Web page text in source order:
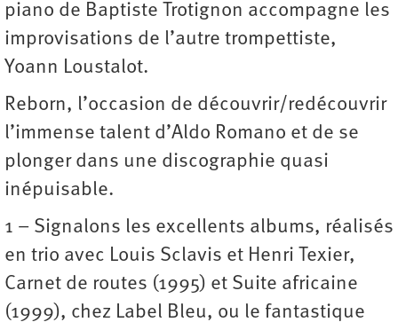
piano de Baptiste Trotignon accompagne les
improvisations de l’autre trompettiste,
Yoann Loustalot.
Reborn, l’occasion de découvrir/redécouvrir
l’immense talent d’Aldo Romano et de se
plonger dans une discographie quasi
inépuisable.
1 – Signalons les excellents albums, réalisés
en trio avec Louis Sclavis et Henri Texier,
Carnet de routes (1995) et Suite africaine
(1999), chez Label Bleu, ou le fantastique